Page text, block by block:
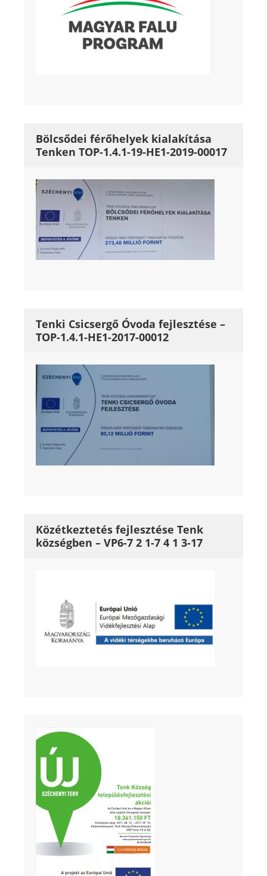
Bölcsődei férőhelyek kialakítása
Tenken TOP-1.4.1-19-HE1-2019-00017
Tenki Csicsergő Óvoda fejlesztése –
TOP-1.4.1-HE1-2017-00012
Közétkeztetés fejlesztése Tenk
községben – VP6-7 2 1-7 4 1 3-17